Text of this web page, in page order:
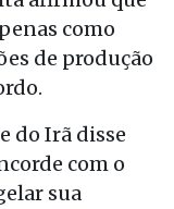
como
de produção
do Irã disse
com o
sua